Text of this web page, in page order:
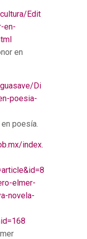
Edit
en-
en
Di
poesia-
poesía.
index.
elmer-
novela-